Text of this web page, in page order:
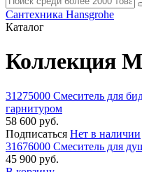
Сантехника Hansgrohe
Каталог
Коллекция
31275000 Смеситель для
гарнитуром
58 600 руб.
Подписаться Нет в наличии
31676000 Смеситель для
45 900 руб.